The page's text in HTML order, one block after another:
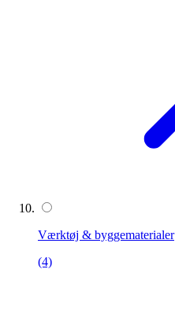
Værktøj & byggematerialer
(4)